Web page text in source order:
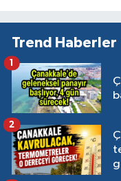
Trend Haberler
1
2